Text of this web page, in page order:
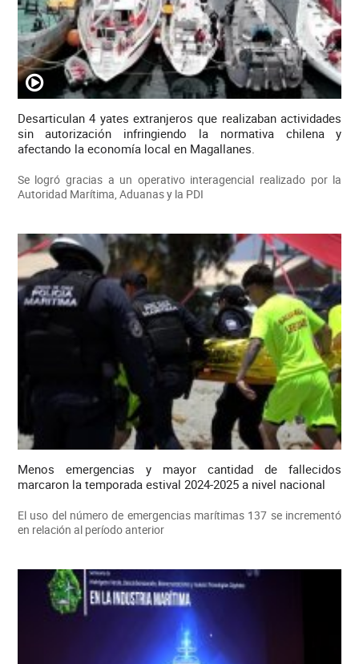
Desarticulan 4 yates extranjeros que realizaban actividades
sin autorización infringiendo la normativa chilena y
afectando la economía local en Magallanes.
Se logró gracias a un operativo interagencial realizado por la
Autoridad Marítima, Aduanas y la PDI
Menos emergencias y mayor cantidad de fallecidos
marcaron la temporada estival 2024-2025 a nivel nacional
El uso del número de emergencias marítimas 137 se incrementó
en relación al período anterior